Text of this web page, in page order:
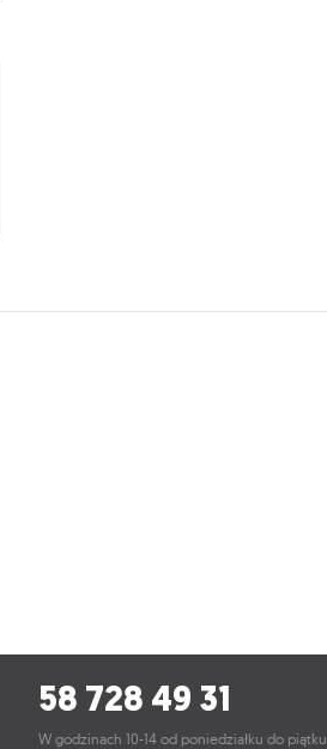
58 728 49 31
W godzinach 10-14 od poniedziałku do piątku